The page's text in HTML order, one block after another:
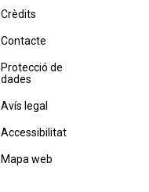
Crèdits
Contacte
Protecció de
dades
Avís legal
Accessibilitat
Mapa web